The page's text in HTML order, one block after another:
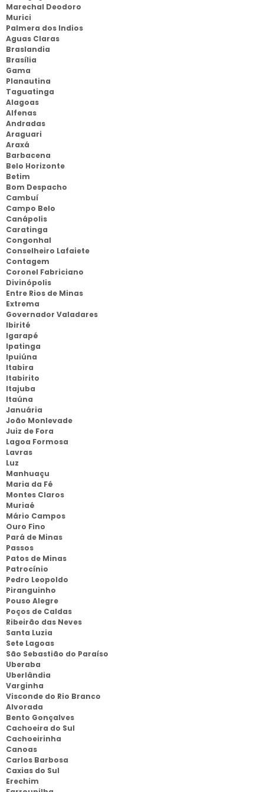
Marechal Deodoro
Murici
Palmera dos Indios
Aguas Claras
Braslandia
Brasília
Gama
Planautina
Taguatinga
Alagoas
Alfenas
Andradas
Araguari
Araxá
Barbacena
Belo Horizonte
Betim
Bom Despacho
Cambuí
Campo Belo
Canápolis
Caratinga
Congonhal
Conselheiro Lafaiete
Contagem
Coronel Fabriciano
Divinópolis
Entre Rios de Minas
Extrema
Governador Valadares
Ibirité
Igarapé
Ipatinga
Ipuiúna
Itabira
Itabirito
Itajuba
Itaúna
Januária
João Monlevade
Juiz de Fora
Lagoa Formosa
Lavras
Luz
Manhuaçu
Maria da Fé
Montes Claros
Muriaé
Mário Campos
Ouro Fino
Pará de Minas
Passos
Patos de Minas
Patrocínio
Pedro Leopoldo
Piranguinho
Pouso Alegre
Poços de Caldas
Ribeirão das Neves
Santa Luzia
Sete Lagoas
São Sebastião do Paraíso
Uberaba
Uberlândia
Varginha
Visconde do Rio Branco
Alvorada
Bento Gonçalves
Cachoeira do Sul
Cachoeirinha
Canoas
Carlos Barbosa
Caxias do Sul
Erechim